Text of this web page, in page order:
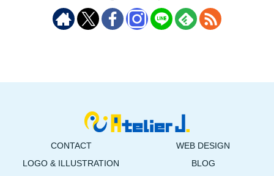
CONTACT
WEB DESIGN
LOGO & ILLUSTRATION
BLOG